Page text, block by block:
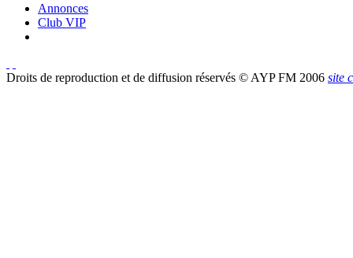
Annonces
Club VIP
Droits de reproduction et de diffusion réservés © AYP FM 2006 site